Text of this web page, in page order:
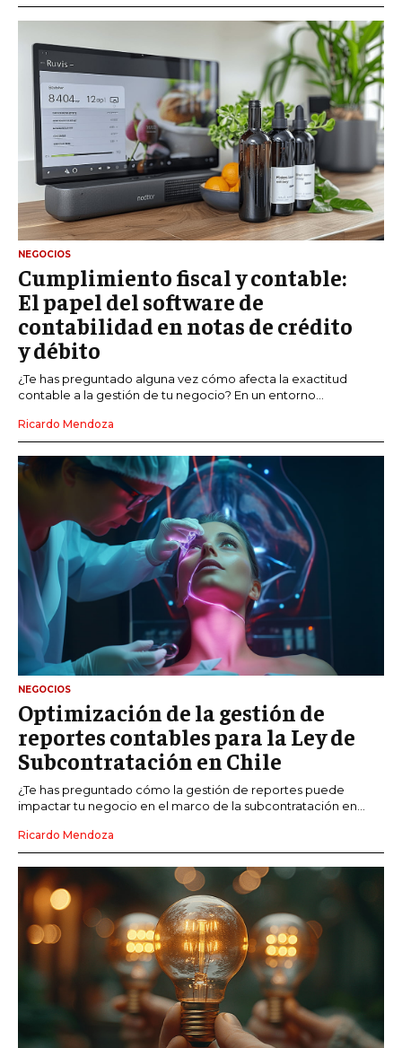
NEGOCIOS
Cumplimiento fiscal y contable:
El papel del software de
contabilidad en notas de crédito
y débito
¿Te has preguntado alguna vez cómo afecta la exactitud
contable a la gestión de tu negocio? En un entorno...
Ricardo Mendoza
NEGOCIOS
Optimización de la gestión de
reportes contables para la Ley de
Subcontratación en Chile
¿Te has preguntado cómo la gestión de reportes puede
impactar tu negocio en el marco de la subcontratación en...
Ricardo Mendoza